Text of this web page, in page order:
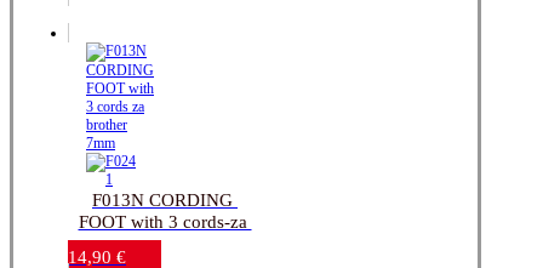
F013N CORDING
FOOT with 3 cords-za
brother 7mm
14,90 €